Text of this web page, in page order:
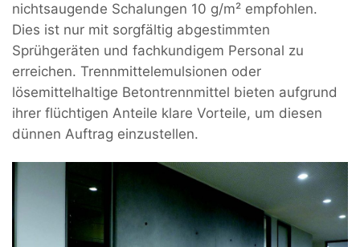
nichtsaugende Schalungen 10 g/m² empfohlen.
Dies ist nur mit sorgfältig abgestimmten
Sprühgeräten und fachkundigem Personal zu
erreichen. Trennmittelemulsionen oder
lösemittelhaltige Betontrennmittel bieten aufgrund
ihrer flüchtigen Anteile klare Vorteile, um diesen
dünnen Auftrag einzustellen.